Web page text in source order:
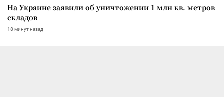
На Украине заявили об уничтожении 1 млн кв. метров
складов
18 минут назад